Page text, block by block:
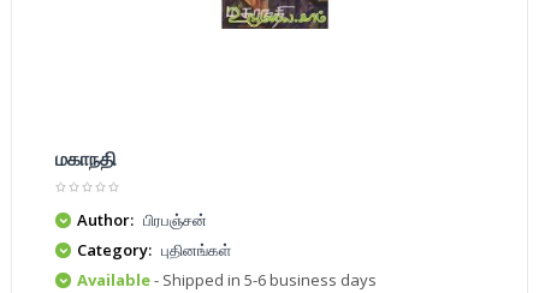
மகாநதி
Author: பிரபஞ்சன்
Category: புதினங்கள்
Available- Shipped in 5-6 business days